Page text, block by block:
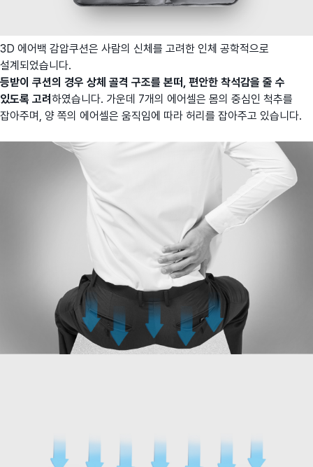
3D 에어백 감압쿠션은 사람의 신체를 고려한 인체 공학적으로
설계되었습니다.
등받이 쿠션의 경우 상체 골격 구조를 본떠, 편안한 착석감을 줄 수
있도록 고려 하였습니다. 가운데 7개의 에어셀은 몸의 중심인 척추를
잡아주며, 양 쪽의 에어셀은 움직임에 따라 허리를 잡아주고 있습니다.